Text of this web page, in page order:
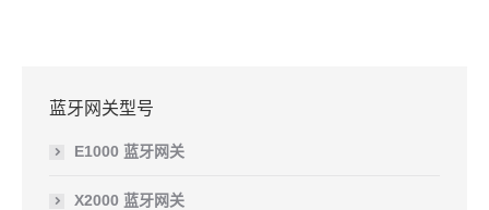
蓝牙网关型号
E1000 蓝牙网关
X2000 蓝牙网关